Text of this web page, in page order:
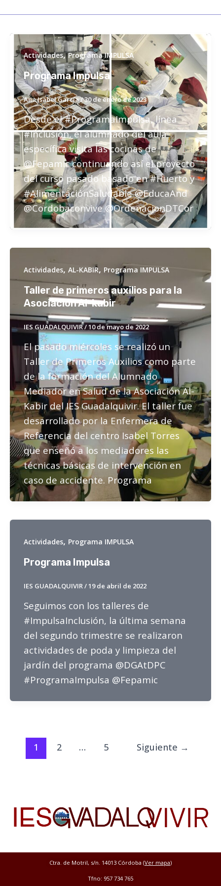
Actividades,Programa IMPULSA
Programa Impulsa
Ana Isabel García/30 de enero de 2023
Desde el #ProgramaImpulsa, línea
#Inclusión, el alumnado del aula
específica visita las cocinas de
@Fepamic continuando así el proyecto
del curso pasado basado en #Huerto y
#AlimentaciónSaludable @EducaAnd
@Cordobaconvive @OrdenacionDTCor
Actividades,AL-KABIR, Programa IMPULSA
Taller de primeros auxilios para la
Asociación Al-kabir
IES GUADALQUIVIR/10 de mayo de 2022
El pasado miércoles se realizó un
Taller de Primeros Auxilios como parte
de la formación del Alumnado
Mediador en Salud de la Asociación Al-
Kabir del IES Guadalquivir. El taller fue
desarrollado por la Enfermera de
Referencia del centro Isabel Torres
que enseñó a los mediadores las
técnicas básicas de intervención en
caso de accidente. Programa
Actividades, Programa IMPULSA
Programa Impulsa
IES GUADALQUIVIR/19 de abril de 2022
Seguimos con los talleres de
#ImpulsaInclusión, la última semana
del segundo trimestre se realizaron
actividades de poda y limpieza del
jardín del programa @DGAtDPC
#ProgramaImpulsa @Fepamic
1 2 … 5 Siguiente →
Ctra. de Motril, s/n. 14013 Córdoba (Ver mapa)
Tfno: 957 734 765